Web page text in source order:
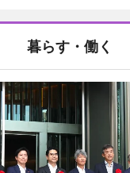
暮らす・働く